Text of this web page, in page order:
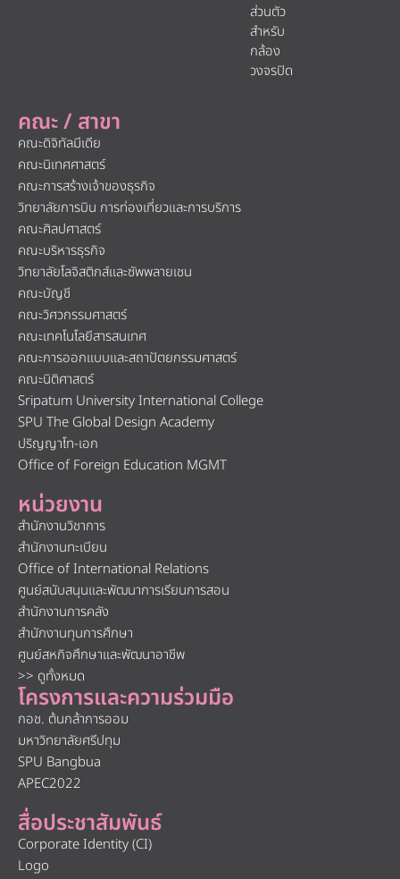
คณะ / สาขา
คณะดิจิทัลมีเดีย
คณะนิเทศศาสตร์
คณะการสร้างเจ้าของธุรกิจ
วิทยาลัยการบิน การท่องเที่ยวและการบริการ
คณะศิลปศาสตร์
คณะบริหารธุรกิจ
วิทยาลัยโลจิสติกส์และซัพพลายเชน
คณะบัญชี
คณะวิศวกรรมศาสตร์
คณะเทคโนโลยีสารสนเทศ
คณะการออกแบบและสถาปัตยกรรมศาสตร์
คณะนิติศาสตร์
Sripatum University International College
SPU The Global Design Academy
ปริญญาโท-เอก
Office of Foreign Education MGMT
หน่วยงาน
สำนักงานวิชาการ
สำนักงานทะเบียน
Office of International Relations
ศูนย์สนับสนุนและพัฒนาการเรียนการสอน
สำนักงานการคลัง
สำนักงานทุนการศึกษา
ศูนย์สหกิจศึกษาและพัฒนาอาชีพ
>> ดูทั้งหมด
โครงการและความร่วมมือ
กอช. ต้นกล้าการออม
มหาวิทยาลัยศรีปทุม
SPU Bangbua
APEC2022
สื่อประชาสัมพันธ์
Corporate Identity (CI)
Logo
ส่วนตัว
สำหรับ
กล้อง
วงจรปิด